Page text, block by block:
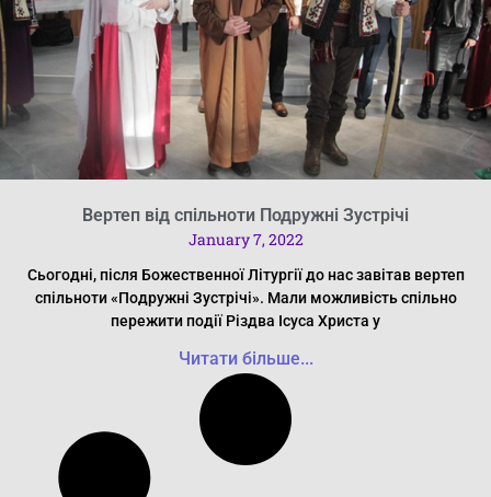
Вертеп від спільноти Подружні Зустрічі
January 7, 2022
Сьогодні, після Божественної Літургії до нас завітав вертеп
спільноти «Подружні Зустрічі». Мали можливість спільно
пережити події Різдва Ісуса Христа у
Читати більше...